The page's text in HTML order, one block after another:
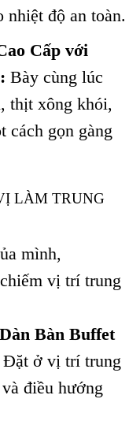
nhiệt độ an toàn.
Cấp với
Bày cùng lúc
thịt xông khói,
cách gọn gàng
LÀM TRUNG
mình,
vị trí trung
Bàn Buffet
Đặt ở vị trí trung
điều hướng